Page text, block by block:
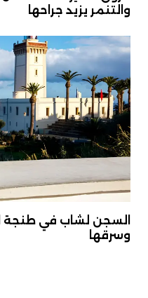
والتنمر يزيد جراحها
السجن لشاب في طنجة
وسرقها